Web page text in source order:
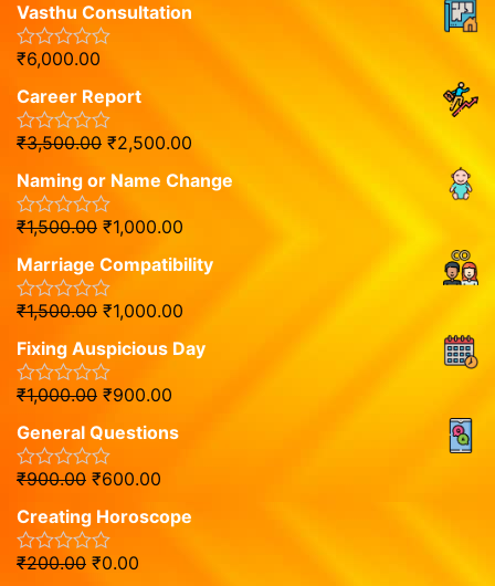
u
t
o
f
5
t
e
d
0
u
t
o
f
5
Vasthu Consultation
R
t
e
d
0
u
t
o
f
5
₹6,000.00
Career Report
R
t
e
d
0
u
t
o
f
5
₹3,500.00 ₹2,500.00
Naming or Name Change
R
t
e
d
0
u
t
o
f
5
₹1,500.00 ₹1,000.00
Marriage Compatibility
R
t
e
d
0
u
t
o
f
5
₹1,500.00 ₹1,000.00
Fixing Auspicious Day
R
t
e
d
0
u
t
o
f
₹1,000.00 ₹900.00
General Questions
R
t
e
d
0
₹900.00 ₹600.00
Creating Horoscope
R
₹200.00 ₹0.00